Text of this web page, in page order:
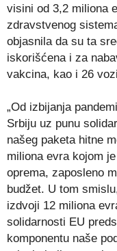
visini od 3,2 miliona
zdravstvenog
objasnila da su ta
iskorišćena i za
vakcina, kao i 26
„Od izbijanja
Srbiju uz punu
našeg paketa hitne
miliona evra kojom
oprema, zaposleno
budžet. U tom
izdvoji 12 miliona
solidarnosti EU
komponentu naše